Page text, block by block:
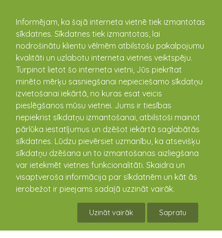
Informējam, ka šajā interneta vietnē tiek izmantotas
sīkdatnes. Sīkdatnes tiek izmantotas, lai
nodrošinātu klientu vēlmēm atbilstošu pakalpojumu
kvalitāti un uzlabotu interneta vietnes veiktspēju.
Turpinot lietot šo interneta vietni, Jūs piekrītat
minēto mērķu sasniegšanai nepieciešamo sīkdatņu
izvietošanai iekārtā, no kuras esat veicis
pieslēgšanos mūsu vietnei. Jums ir tiesības
nepiekrist sīkdatņu izmantošanai, atbilstoši mainot
pārlūka iestatījumus un dzēšot iekārtā saglabātās
sīkdatnes. Lūdzu pievērsiet uzmanību, ka atsevišķu
sīkdatņu dzēšana un to izmantošanas aizliegšana
var ietekmēt vietnes funkcionalitāti. Skaidra un
visaptveroša informācija par sīkdatnēm un kāt ās
ierobežot ir pieejams sadaļā uzzināt vairāk.
Uzināt vairāk Sapratu
kandava.lv
PASĀKUMU
KALENDĀRS
Samazināts vecāku līdzfinansējums